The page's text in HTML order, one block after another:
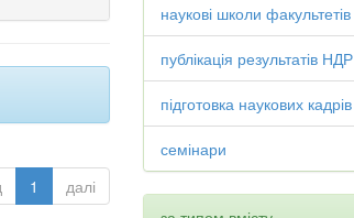
1 далі
наукові школи факультетів
публікація результатів НДР
підготовка наукових кадрів
семінари